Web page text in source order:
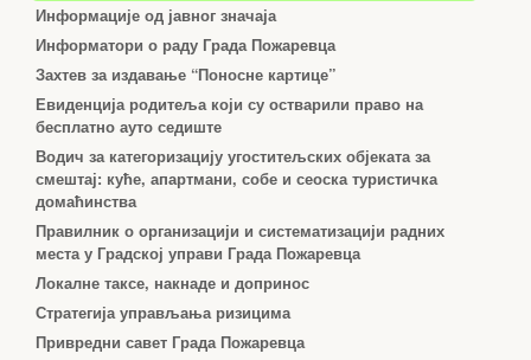
Информације од јавног значаја
Информатори о раду Града Пожаревца
Захтев за издавање “Поносне картице”
Евиденција родитеља који су остварили право на
бесплатно ауто седиште
Водич за категоризацију угоститељских објеката за
смештај: куће, апартмани, собе и сеоска туристичка
домаћинства
Правилник о организацији и систематизацији радних
места у Градској управи Града Пожаревца
Локалне таксе, накнаде и допринос
Стратегија управљања ризицима
Привредни савет Града Пожаревца